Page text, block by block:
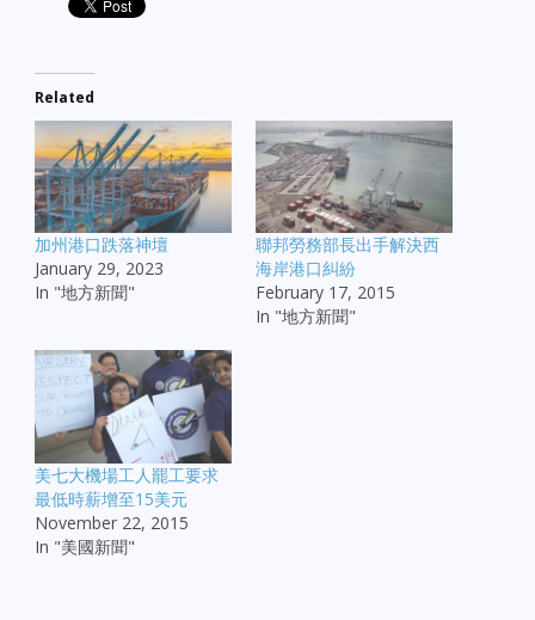
Related
加州港口跌落神壇
January 29, 2023
In "地方新聞"
聯邦勞務部長出手解決西
海岸港口糾紛
February 17, 2015
In "地方新聞"
美七大機場工人罷工要求
最低時薪增至15美元
November 22, 2015
In "美國新聞"